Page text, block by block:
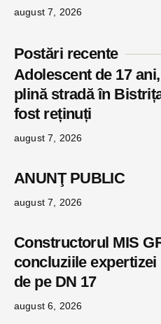
august 7, 2026
Postări recente
Adolescent de 17
plină stradă în
fost reținuți
august 7, 2026
ANUNŢ
august 7, 2026
Constructorul MIS
concluziile
de pe DN 17
august 6, 2026